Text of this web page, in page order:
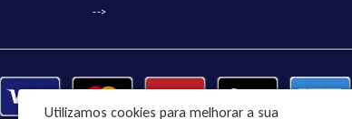
-->
Utilizamos cookies para melhorar a sua